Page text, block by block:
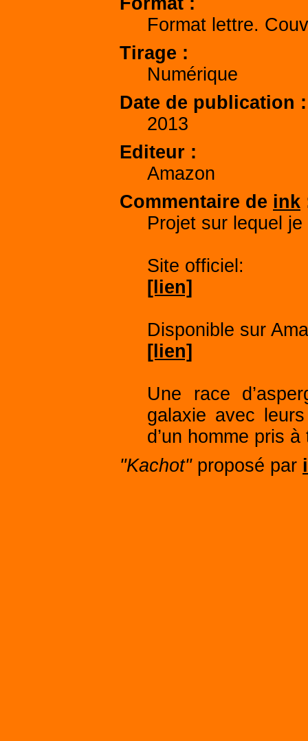
Format lettre.
Tirage
Numérique
Date de publication
2013
Editeur
Amazon
Commentaire de ink
Projet sur lequel
Site officiel:
[lien]
Disponible sur
[lien]
Une race
galaxie avec
d’un homme pris
"Kachot"proposé par